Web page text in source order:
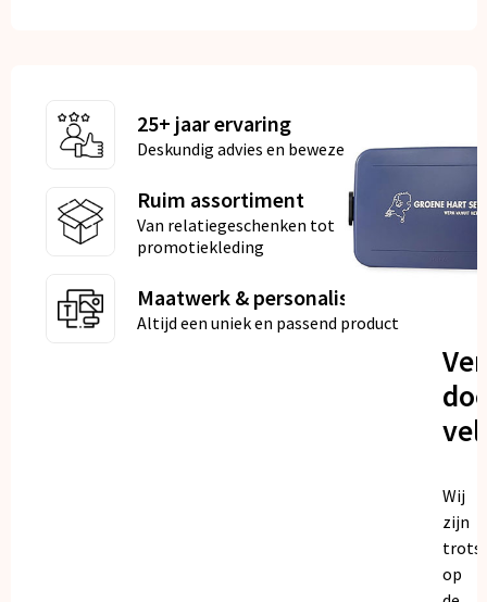
25+ jaar ervaring
Deskundig advies en bewezen kwaliteit
Ruim assortiment
Van relatiegeschenken tot
promotiekleding
Maatwerk & personalisatie
Altijd een uniek en passend product
Wij
zijn
trots
op